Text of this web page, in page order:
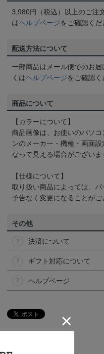
3,980円（税込）以上のご注
はヘルプページをご確認くだ
配送方法について
一部商品はメール便でのお
くはヘルプページをご確認く
商品について
【カラーについて】
商品画像は、お使いのパソ
ンのメーカー・機種・画面
なって見える場合がございま
【仕様について】
取り扱い商品によっては、
予告なく変更になることがご
その他
決済について
ギフト対応について
ヘルプページ